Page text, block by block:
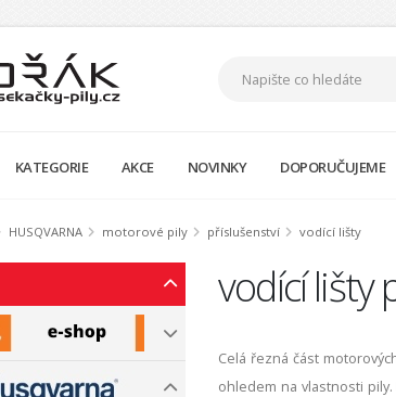
KATEGORIE AKCE NOVINKY DOPORUČUJEME
HUSQVARNA motorové pily příslušenství vodící lišty
vodící lišty
Celá řezná část
ohledem na vlastnosti pily.